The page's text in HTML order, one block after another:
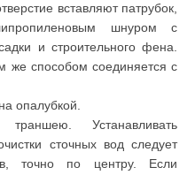
вставляют патрубок,
шнуром с
и строительного фена.
же способом соединяется с
опалубкой.
Устанавливать
сточных вод следует
точно по центру. Если